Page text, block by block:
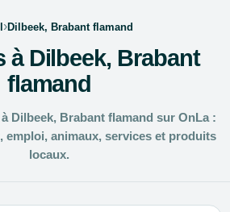
›Dilbeek, Brabant flamand
à Dilbeek, Brabant
flamand
Dilbeek, Brabant flamand sur OnLa :
emploi, animaux, services et produits
locaux.